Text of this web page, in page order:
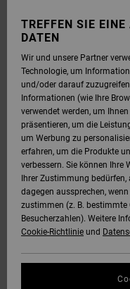
TREFFEN SIE
DATEN
Wir und unsere Partner
Technologie, um
und/oder darauf
Informationen (wie Ihre
verwendet werden, um
präsentieren, um die
um Werbung zu
erfahren, um die Produkte
verbessern. Sie können Ihre
Ihrer Zustimmung
dagegen aussprechen,
zustimmen (z. B. bestimmte
Besucherzahlen). Weitere
Cookie-Richtlinie und